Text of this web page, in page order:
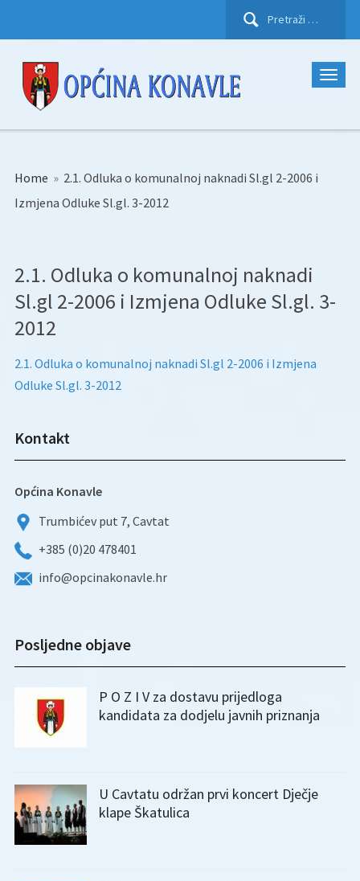
Pretraži:
Home » 2.1. Odluka o komunalnoj naknadi Sl.gl 2-2006 i
Izmjena Odluke Sl.gl. 3-2012
2.1. Odluka o komunalnoj naknadi
Sl.gl 2-2006 i Izmjena Odluke Sl.gl. 3-
2012
2.1. Odluka o komunalnoj naknadi Sl.gl 2-2006 i Izmjena
Odluke Sl.gl. 3-2012
Kontakt
Općina Konavle
Trumbićev put 7, Cavtat
+385 (0)20 478401
info@opcinakonavle.hr
Posljedne objave
P O Z I V za dostavu prijedloga
kandidata za dodjelu javnih priznanja
U Cavtatu održan prvi koncert Dječje
klape Škatulica